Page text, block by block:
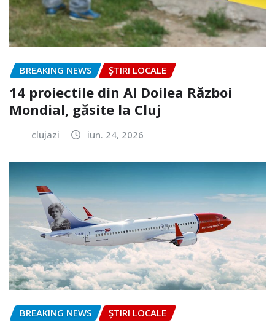
BREAKING NEWS ȘTIRI LOCALE
14 proiectile din Al Doilea Război
Mondial, găsite la Cluj
clujazi iun. 24, 2026
BREAKING NEWS ȘTIRI LOCALE